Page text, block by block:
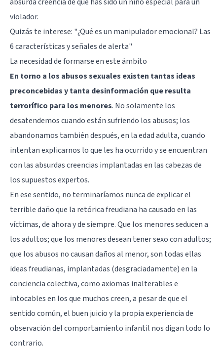
violador.
Quizás te interese: "¿Qué es un manipulador emocional? Las
6 características y señales de alerta"
La necesidad de formarse en este ámbito
En torno a los abusos sexuales existen tantas ideas
preconcebidas y tanta desinformación que resulta
terrorífico para los menores. No solamente los
desatendemos cuando están sufriendo los abusos; los
abandonamos también después, en la edad adulta, cuando
intentan explicarnos lo que les ha ocurrido y se encuentran
con las absurdas creencias implantadas en las cabezas de
los supuestos expertos.
En ese sentido, no terminaríamos nunca de explicar el
terrible daño que la retórica freudiana ha causado en las
víctimas, de ahora y de siempre. Que los menores seducen a
los adultos; que los menores desean tener sexo con adultos;
que los abusos no causan daños al menor, son todas ellas
ideas freudianas, implantadas (desgraciadamente) en la
conciencia colectiva, como axiomas inalterables e
intocables en los que muchos creen, a pesar de que el
sentido común, el buen juicio y la propia experiencia de
observación del comportamiento infantil nos digan todo lo
contrario.